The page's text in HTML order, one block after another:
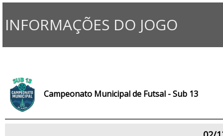
INFORMAÇÕES DO JOGO
Campeonato Municipal de Futsal - Sub 13